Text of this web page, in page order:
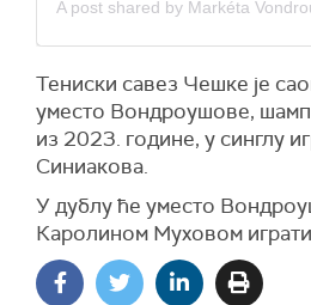
Тениски савез Чешке је
уместо Вондроушове,
из 2023. године, у синглу
Синиакова.
У дублу ће уместо
Каролином Муховом